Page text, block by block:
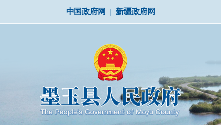
中国政府网 | 新疆政府网